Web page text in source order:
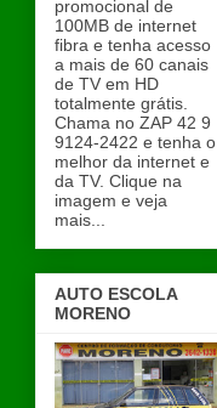
promocional de
100MB de internet
fibra e tenha acesso
a mais de 60 canais
de TV em HD
totalmente grátis.
Chama no ZAP 42 9
9124-2422 e tenha o
melhor da internet e
da TV. Clique na
imagem e veja
mais...
AUTO ESCOLA
MORENO